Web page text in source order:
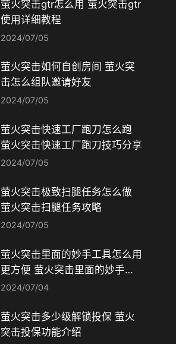
萤火突击gtr怎么用 萤火突击gtr
使用详细教程
2024/07/05
萤火突击如何自创房间 萤火突
击怎么组队邀请好友
2024/07/05
萤火突击快速工厂跑刀怎么跑
萤火突击快速工厂跑刀技巧分享
2024/07/05
萤火突击极致扫腿任务怎么做
萤火突击扫腿任务攻略
2024/07/05
萤火突击里面的妙手工具怎么用
更方便 萤火突击里面的妙手工
具使用教程
2024/07/04
萤火突击多少级解锁投保 萤火
突击投保功能介绍